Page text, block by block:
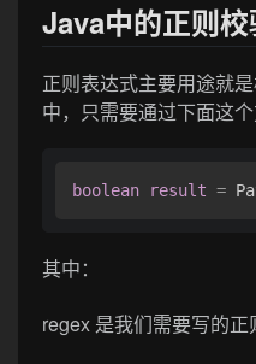
Java中的正则
正则表达式主要用途就
中，只需要通过下面这
boolean result =
其中：
regex 是我们需要写的正